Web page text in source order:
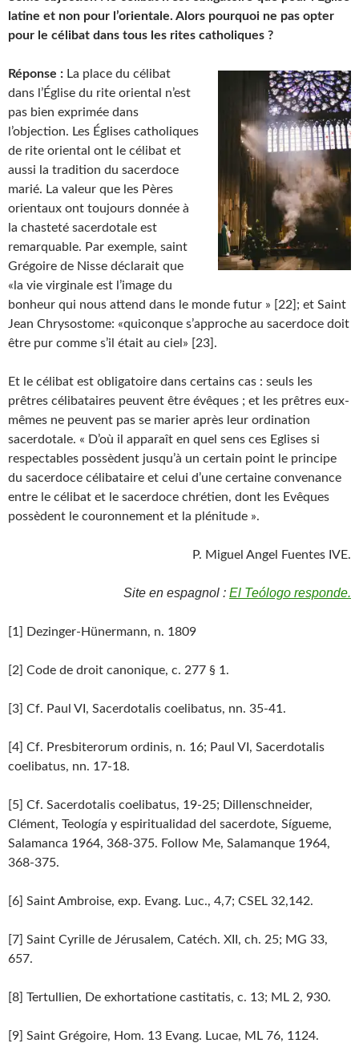
latine et non pour l’orientale. Alors pourquoi ne pas opter
pour le célibat dans tous les rites catholiques ?
Réponse : La place du célibat
dans l’Église du rite oriental n’est
pas bien exprimée dans
l’objection. Les Églises catholiques
de rite oriental ont le célibat et
aussi la tradition du sacerdoce
marié. La valeur que les Pères
orientaux ont toujours donnée à
la chasteté sacerdotale est
remarquable. Par exemple, saint
Grégoire de Nisse déclarait que
«la vie virginale est l’image du
bonheur qui nous attend dans le monde futur » [22]; et Saint
Jean Chrysostome: «quiconque s’approche au sacerdoce doit
être pur comme s’il était au ciel» [23].
Et le célibat est obligatoire dans certains cas : seuls les
prêtres célibataires peuvent être évêques ; et les prêtres eux-
mêmes ne peuvent pas se marier après leur ordination
sacerdotale. « D’où il apparaît en quel sens ces Eglises si
respectables possèdent jusqu’à un certain point le principe
du sacerdoce célibataire et celui d’une certaine convenance
entre le célibat et le sacerdoce chrétien, dont les Evêques
possèdent le couronnement et la plénitude ».
P. Miguel Angel Fuentes IVE.
Site en espagnol : El Teólogo responde.
[1] Dezinger-Hünermann, n. 1809
[2] Code de droit canonique, c. 277 § 1.
[3] Cf. Paul VI, Sacerdotalis coelibatus, nn. 35-41.
[4] Cf. Presbiterorum ordinis, n. 16; Paul VI, Sacerdotalis
coelibatus, nn. 17-18.
[5] Cf. Sacerdotalis coelibatus, 19-25; Dillenschneider,
Clément, Teología y espiritualidad del sacerdote, Sígueme,
Salamanca 1964, 368-375. Follow Me, Salamanque 1964,
368-375.
[6] Saint Ambroise, exp. Evang. Luc., 4,7; CSEL 32,142.
[7] Saint Cyrille de Jérusalem, Catéch. XII, ch. 25; MG 33,
657.
[8] Tertullien, De exhortatione castitatis, c. 13; ML 2, 930.
[9] Saint Grégoire, Hom. 13 Evang. Lucae, ML 76, 1124.